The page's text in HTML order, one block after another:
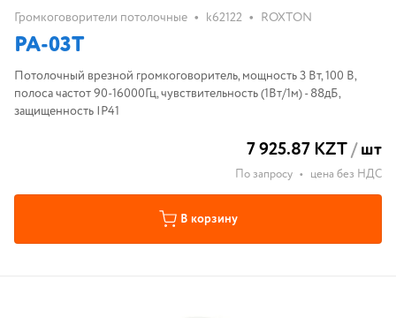
Громкоговорители потолочные • k62122 • ROXTON
PA-03T
Потолочный врезной громкоговоритель, мощность 3 Вт, 100 В,
полоса частот 90-16000Гц, чувствительность (1Вт/1м) - 88дБ,
защищенность IP41
7 925.87 KZT/шт
По запросу • цена без НДС
В корзину